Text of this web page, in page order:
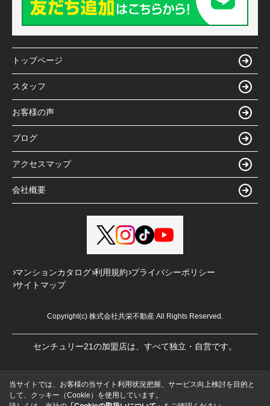
トップページ
スタッフ
お客様の声
ブログ
アクセスマップ
会社概要
マンションカタログ 利用規約 プライバシーポリシー
サイトマップ
Copyright(c) 株式会社共栄不動産 All Rights Reserved.
センチュリー21の加盟店は、すべて独立・自営です。
当サイトでは、お客様の当サイト利用状況把握、サービス向上検討を目的と
して、クッキー（Cookie）を使用しています。